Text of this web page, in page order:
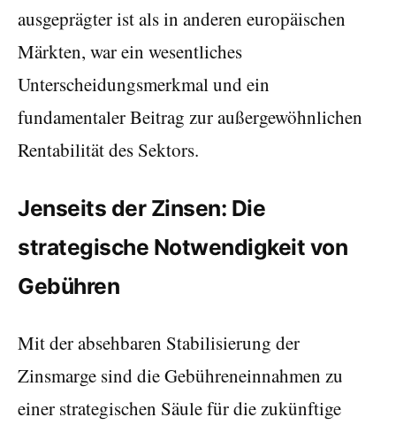
ausgeprägter ist als in anderen europäischen
Märkten, war ein wesentliches
Unterscheidungsmerkmal und ein
fundamentaler Beitrag zur außergewöhnlichen
Rentabilität des Sektors.
Jenseits der Zinsen: Die
strategische Notwendigkeit von
Gebühren
Mit der absehbaren Stabilisierung der
Zinsmarge sind die Gebühreneinnahmen zu
einer strategischen Säule für die zukünftige